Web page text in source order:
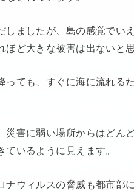
ましたが、島の感覚でい
ど大きな被害は出ないと思
っても、すぐに海に流れる
害に弱い場所からはどん
いるように見えます。
ウィルスの脅威も都市部